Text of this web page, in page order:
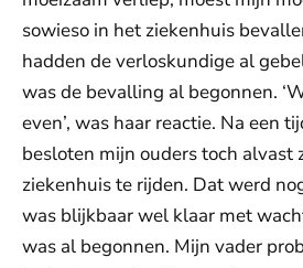
sowieso in het ziekenhuis
hadden de verloskundige al
was de bevalling al begonnen.
even’, was haar reactie. Na een
besloten mijn ouders toch alvast
ziekenhuis te rijden. Dat werd
was blijkbaar wel klaar met
was al begonnen. Mijn vader